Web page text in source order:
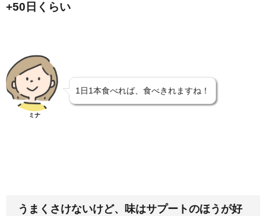
+50日くらい
ミナ
1日1本食べれば、食べきれますね！
うまくさけないけど、味はサプートのほうが好